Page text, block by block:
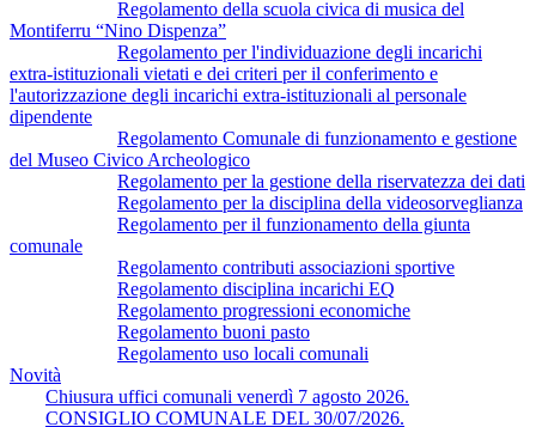
Regolamento della scuola civica di musica del
Montiferru “Nino Dispenza”
Regolamento per l'individuazione degli incarichi
extra-istituzionali vietati e dei criteri per il conferimento e
l'autorizzazione degli incarichi extra-istituzionali al personale
dipendente
Regolamento Comunale di funzionamento e gestione
del Museo Civico Archeologico
Regolamento per la gestione della riservatezza dei dati
Regolamento per la disciplina della videosorveglianza
Regolamento per il funzionamento della giunta
comunale
Regolamento contributi associazioni sportive
Regolamento disciplina incarichi EQ
Regolamento progressioni economiche
Regolamento buoni pasto
Regolamento uso locali comunali
Novità
Chiusura uffici comunali venerdì 7 agosto 2026.
CONSIGLIO COMUNALE DEL 30/07/2026.